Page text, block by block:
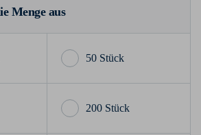
Menge aus
50 Stück
200 Stück